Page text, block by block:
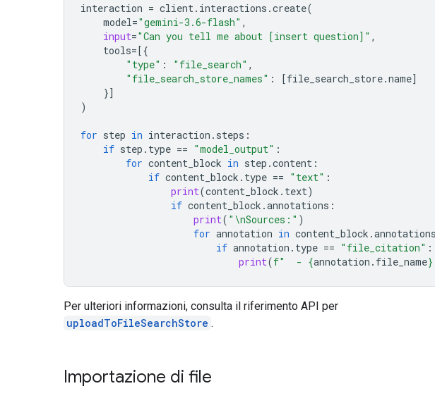
interaction = client. interactions .create(
model="gemini-3.6-flash" ,
input="Can you tell me about [insert question]" ,
tools=[{
"type" : "file_search" ,
"file_search_store_names" : [file_search_store.name]
}]
)
for step in interaction . steps :
if step . type == "model_output" :
for content_block in step .content :
if content_block . type == "text" :
print(content_block . text)
if content_block .annotations :
print( " \nSources:" )
for annotation in content_block .annotations
if annotation . type == "file_citation" :
print(f"  - {annotation . file_name}
Per ulteriori informazioni, consulta il riferimento API per
uploadToFileSearchStore .
Importazione di file